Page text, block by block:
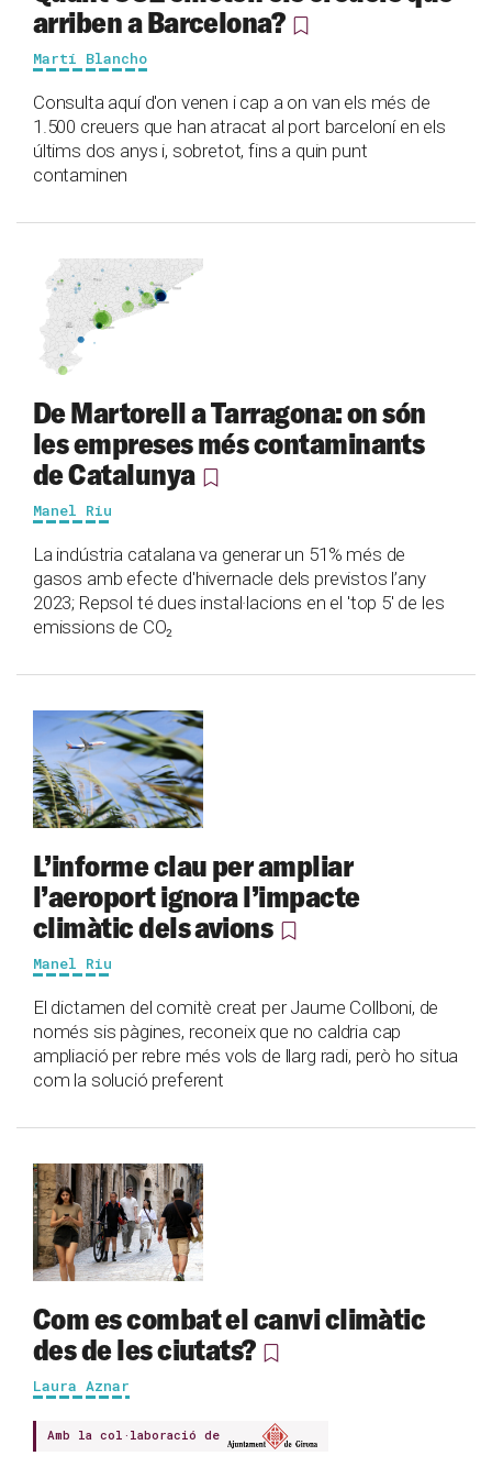
arriben a Barcelona?
Martí Blancho
Consulta aquí d'on venen i cap a on van els més de
1.500 creuers que han atracat al port barceloní en els
últims dos anys i, sobretot, fins a quin punt
contaminen
De Martorell a Tarragona: on són
les empreses més contaminants
de Catalunya
Manel Riu
La indústria catalana va generar un 51% més de
gasos amb efecte d'hivernacle dels previstos l’any
2023; Repsol té dues instal·lacions en el 'top 5' de les
emissions de CO₂
L’informe clau per ampliar
l’aeroport ignora l’impacte
climàtic dels avions
Manel Riu
El dictamen del comitè creat per Jaume Collboni, de
només sis pàgines, reconeix que no caldria cap
ampliació per rebre més vols de llarg radi, però ho situa
com la solució preferent
Com es combat el canvi climàtic
des de les ciutats?
Laura Aznar
Amb la col·laboració de